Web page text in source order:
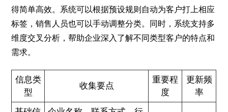
得简单高效。系统可以根据预设规则自动为客户打上相应
标签，销售人员也可以手动调整分类。同时，系统支持多
维度交叉分析，帮助企业深入了解不同类型客户的特点和
需求。
信息类
型
收集要点
重要程
度
更新频
率